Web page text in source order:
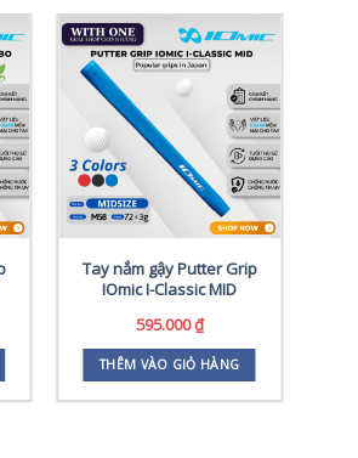
Tay nắm gậy Putter Grip
IOmic I-Classic MID
595.000₫
THÊM VÀO GIỎ HÀNG